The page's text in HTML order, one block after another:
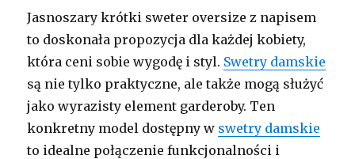
Jasnoszary krótki sweter oversize z napisem
to doskonała propozycja dla każdej kobiety,
która ceni sobie wygodę i styl. Swetry damskie
są nie tylko praktyczne, ale także mogą służyć
jako wyrazisty element garderoby. Ten
konkretny model dostępny w swetry damskie
to idealne połączenie funkcjonalności i